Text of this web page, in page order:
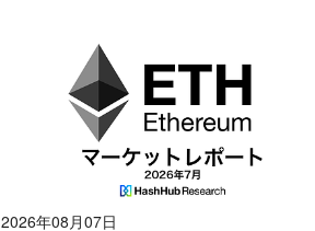
2026年08月07日